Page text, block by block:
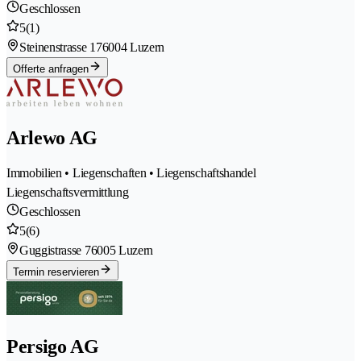
Geschlossen
5(1)
Steinenstrasse 176004 Luzern
Offerte anfragen
Arlewo AG
Immobilien • Liegenschaften • Liegenschaftshandel
Liegenschaftsvermittlung
Geschlossen
5(6)
Guggistrasse 76005 Luzern
Termin reservieren
Persigo AG